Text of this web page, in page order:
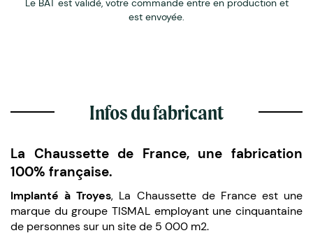
Le BAT est validé, votre commande entre en production et
est envoyée.
Infos du fabricant
La Chaussette de France, une fabrication
100% française.
Implanté à Troyes, La Chaussette de France est une
marque du groupe TISMAL employant une cinquantaine
de personnes sur un site de 5 000 m2.